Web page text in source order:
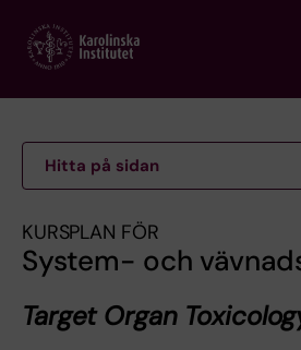
main
Hitta på sidan
KURSPLAN FÖR
System- och
Target Organ